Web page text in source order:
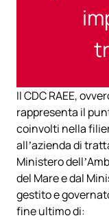
Il CDC RAEE,
rappresenta il
coinvolti nella
all’azienda di
Ministero
del Mare e dal
gestito e
fine ultimo di: